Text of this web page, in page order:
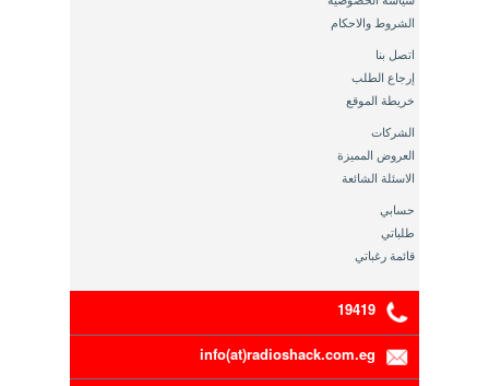
الشروط والاحكام
اتصل بنا
إرجاع الطلب
خريطة الموقع
الشركات
العروض المميزة
الاسئلة الشائعة
حسابي
طلباتي
قائمة رغباتي
19419
info(at)radioshack.com.eg